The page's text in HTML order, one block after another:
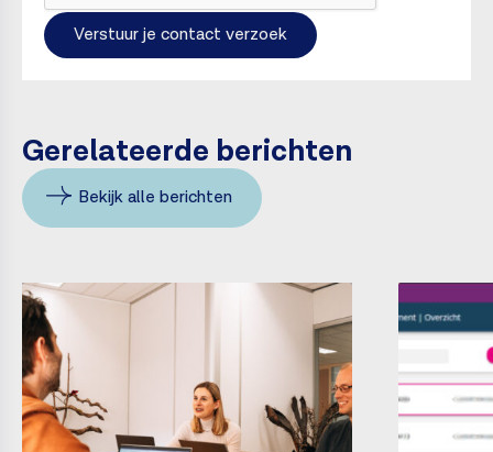
Gerelateerde berichten
Bekijk alle berichten